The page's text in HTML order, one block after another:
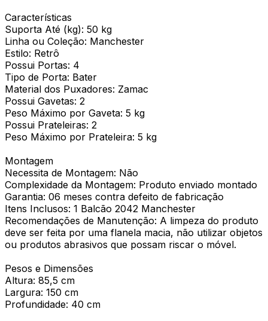
Características
Suporta Até (kg): 50 kg
Linha ou Coleção: Manchester
Estilo: Retrô
Possui Portas: 4
Tipo de Porta: Bater
Material dos Puxadores: Zamac
Possui Gavetas: 2
Peso Máximo por Gaveta: 5 kg
Possui Prateleiras: 2
Peso Máximo por Prateleira: 5 kg
Montagem
Necessita de Montagem: Não
Complexidade da Montagem: Produto enviado montado
Garantia: 06 meses contra defeito de fabricação
Itens Inclusos: 1 Balcão 2042 Manchester
Recomendações de Manutenção: A limpeza do produto
deve ser feita por uma flanela macia, não utilizar objetos
ou produtos abrasivos que possam riscar o móvel.
Pesos e Dimensões
Altura: 85,5 cm
Largura: 150 cm
Profundidade: 40 cm